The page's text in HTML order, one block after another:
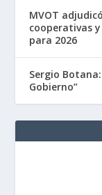
MVOT
cooperativas
para 2026
Sergio
Gobierno”